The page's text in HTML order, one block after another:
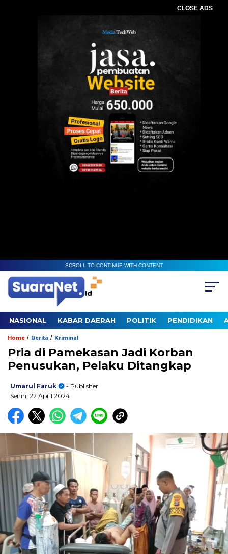
CLOSE ADS
SCROLL TO CONTINUE WITH CONTENT
NASIONAL KABAR DAERAH POLITIK PENDIDIKAN
Home / Berita / Kriminal
Pria di Pamekasan Jadi Korban
Penusukan, Pelaku Ditangkap
Umarul Faruk
- Publisher
Senin, 22 April 2024